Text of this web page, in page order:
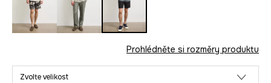
Prohlédněte si rozměry produktu
Zvolte velikost